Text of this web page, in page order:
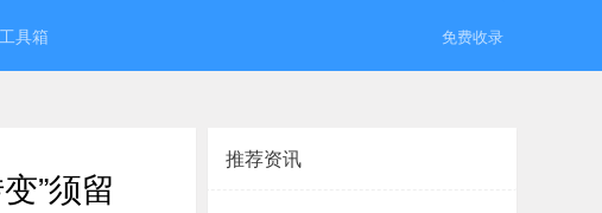
工具箱 免费收录
”须留
推荐资讯